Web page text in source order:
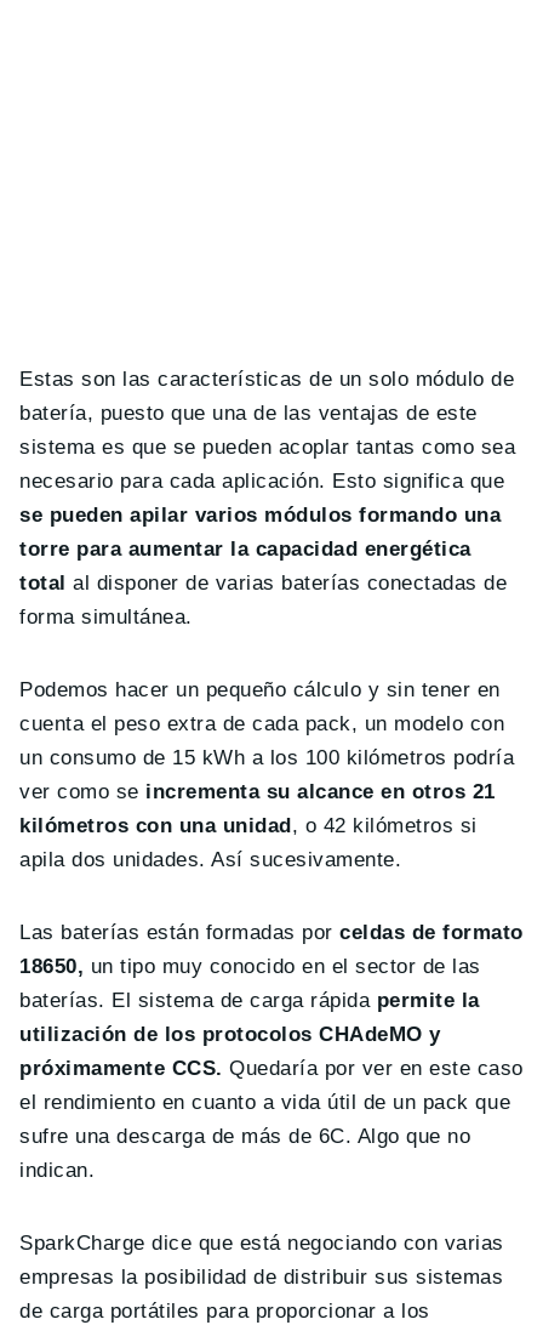
Estas son las características de un solo módulo de
batería, puesto que una de las ventajas de este
sistema es que se pueden acoplar tantas como sea
necesario para cada aplicación. Esto significa que
se pueden apilar varios módulos formando una
torre para aumentar la capacidad energética
total al disponer de varias baterías conectadas de
forma simultánea.
Podemos hacer un pequeño cálculo y sin tener en
cuenta el peso extra de cada pack, un modelo con
un consumo de 15 kWh a los 100 kilómetros podría
ver como se incrementa su alcance en otros 21
kilómetros con una unidad , o 42 kilómetros si
apila dos unidades. Así sucesivamente.
Las baterías están formadas porceldas de formato
18650, un tipo muy conocido en el sector de las
baterías. El sistema de carga rápidapermite la
utilización de los protocolos CHAdeMO y
próximamente CCS.Quedaría por ver en este caso
el rendimiento en cuanto a vida útil de un pack que
sufre una descarga de más de 6C. Algo que no
indican.
SparkCharge dice que está negociando con varias
empresas la posibilidad de distribuir sus sistemas
de carga portátiles para proporcionar a los